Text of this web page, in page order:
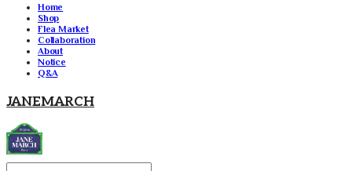
Home
Shop
Flea Market
Collaboration
About
Notice
Q&A
JANEMARCH